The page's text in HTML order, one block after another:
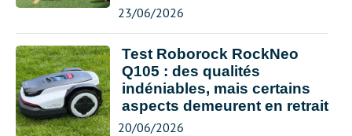
23/06/2026
Test Roborock RockNeo
Q105 : des qualités
indéniables, mais certains
aspects demeurent en retrait
20/06/2026